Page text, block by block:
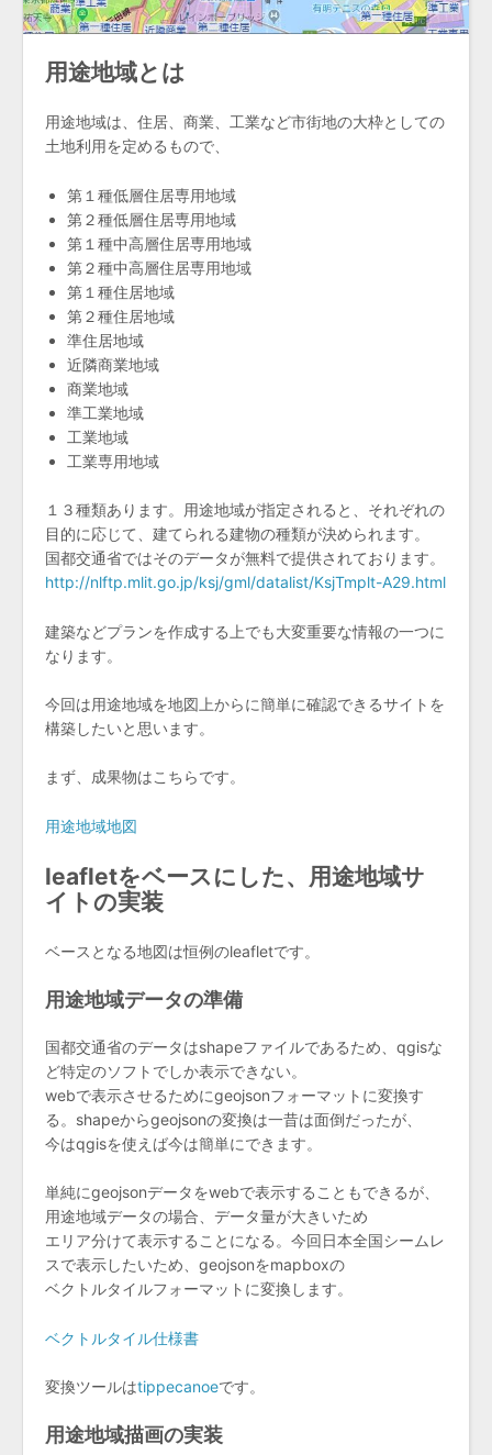
用途地域とは
用途地域は、住居、商業、工業など市街地の大枠としての
土地利用を定めるもので、
第１種低層住居専用地域
第２種低層住居専用地域
第１種中高層住居専用地域
第２種中高層住居専用地域
第１種住居地域
第２種住居地域
準住居地域
近隣商業地域
商業地域
準工業地域
工業地域
工業専用地域
１３種類あります。用途地域が指定されると、それぞれの
目的に応じて、建てられる建物の種類が決められます。
国都交通省ではそのデータが無料で提供されております。
http://nlftp.mlit.go.jp/ksj/gml/datalist/KsjTmplt-A29.html
建築などプランを作成する上でも大変重要な情報の一つに
なります。
今回は用途地域を地図上からに簡単に確認できるサイトを
構築したいと思います。
まず、成果物はこちらです。
用途地域地図
leafletをベースにした、用途地域サ
イトの実装
ベースとなる地図は恒例のleafletです。
用途地域データの準備
国都交通省のデータはshapeファイルであるため、qgisな
ど特定のソフトでしか表示できない。
webで表示させるためにgeojsonフォーマットに変換す
る。shapeからgeojsonの変換は一昔は面倒だったが、
今はqgisを使えば今は簡単にできます。
単純にgeojsonデータをwebで表示することもできるが、
用途地域データの場合、データ量が大きいため
エリア分けて表示することになる。今回日本全国シームレ
スで表示したいため、geojsonをmapboxの
ベクトルタイルフォーマットに変換します。
ベクトルタイル仕様書
変換ツールはtippecanoeです。
用途地域描画の実装